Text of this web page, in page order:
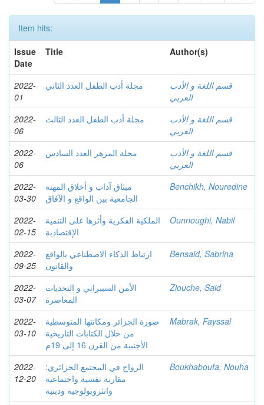
Item hits:
Issue
Date
Title Author(s)
2022-
01
مجلة أدب الطفل العدد الثاني
قسم اللغة و الأدب
العربي
2022-
06
مجلة أدب الطفل العدد الثالث
قسم اللغة و الأدب
العربي
2022-
06
مجلة المزهر العدد السادس
قسم اللغة و الأدب
العربي
2022-
03-30
ميثاق آداب ‫‬‬و أخلاق المهنة
الجامعية بين الواقع و الآفاق
Benchikh, Nouredine
2022-
02-15
الملكية الفكرية وأثرها على التنمية
الإقتصادية
Ounnoughi, Nabil
2022-
09-25
ارتباط الذكاء الاصطناعي بالواقع
والقانون
Bensaid, Sabrina
2022-
03-07
الأمن السيبراني و التحديات
Ziouche, Said
2022-
03-10
صورة الجزائر ومكانتها المتوسطية
من خلال الكتابات التاريخية
الأجنبية من القرن 16 إلى 19م
Mabrak, Fayssal
2022-
12-20
الزواج في المجتمع الجزائري:
مقاربة نفسية واجتماعية
وانثروبولوجية ودينية
Boukhaboufa, Nouha